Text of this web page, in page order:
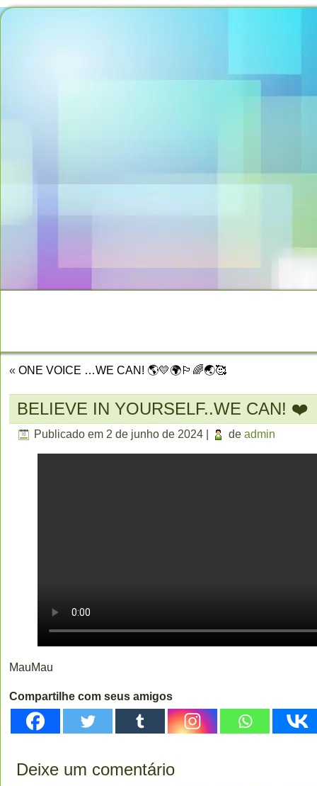
« ONE VOICE …WE CAN! 🌎💛🌍🏳️‍🌈🌏🥰
BELIEVE IN YOURSELF..WE CAN! ❤️
Publicado em 2 de junho de 2024 de admin
MauMau
Compartilhe com seus amigos
Deixe um comentário